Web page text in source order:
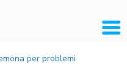
per problemi